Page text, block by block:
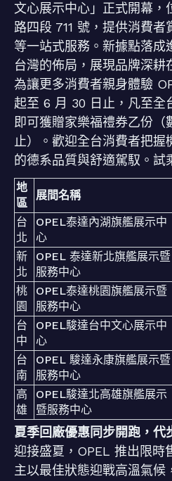
文心展示中心」正式開幕，
路四段 711 號，提供消費
等一站式服務。新據點落成
台灣的佈局，展現品牌深耕
為讓更多消費者親身體驗
起至 6 月 30 日止，凡至全
即可獲贈家樂福禮券乙份（
止）。歡迎全台消費者把
的德系品質與舒適駕馭。試
地
區
展間名稱
台
北
OPEL泰達內湖旗艦展示中
心
新
北
OPEL 泰達新北旗艦展示暨
服務中心
桃
園
OPEL泰達桃園旗艦展示暨
服務中心
台
中
OPEL駿達台中文心展示中
心
台
南
OPEL 駿達永康旗艦展示暨
服務中心
高
雄
OPEL駿達北高雄旗艦展示
暨服務中心
夏季回廠優惠同步開跑，代
迎接盛夏，OPEL 推出限時
主以最佳狀態迎戰高溫氣候